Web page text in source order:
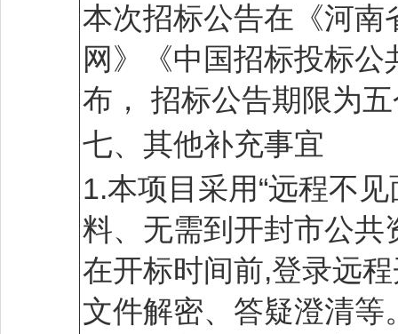
本次招标公告在《河南
网》《中国招标投标
布， 招标公告期限为
七、其他补充事宜
1.本项目采用“远程不
料、无需到开封市公共
在开标时间前,登录远
文件解密、答疑澄清